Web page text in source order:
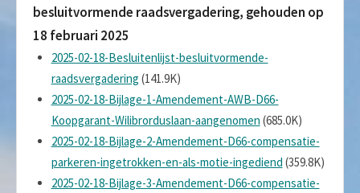
besluitvormende raadsvergadering, gehouden op
18 februari 2025
2025-02-18-Besluitenlijst-besluitvormende-
raadsvergadering (141.9K)
2025-02-18-Bijlage-1-Amendement-AWB-D66-
Koopgarant-Wilibrorduslaan-aangenomen (685.0K)
2025-02-18-Bijlage-2-Amendement-D66-compensatie-
parkeren-ingetrokken-en-als-motie-ingediend (359.8K)
2025-02-18-Bijlage-3-Amendement-D66-compensatie-